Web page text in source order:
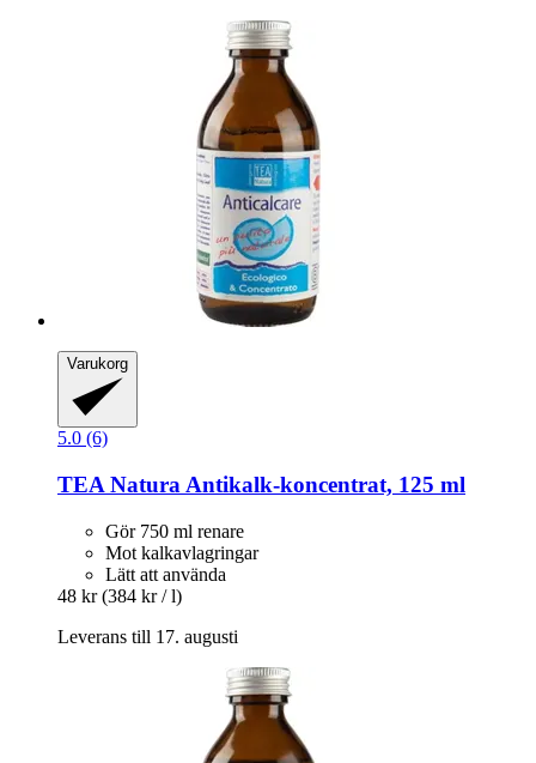
Varukorg
5.0 (6)
TEA Natura Antikalk-​koncentrat, 125 ml
Gör 750 ml renare
Mot kalkavlagringar
Lätt att använda
48 kr (384 kr / l)
Leverans till 17. augusti